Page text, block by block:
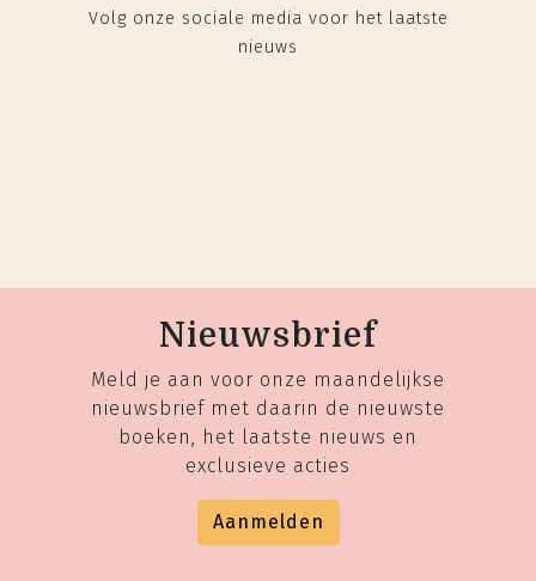
Volg onze sociale media voor het laatste
nieuws
Nieuwsbrief
Meld je aan voor onze maandelijkse
nieuwsbrief met daarin de nieuwste
boeken, het laatste nieuws en
exclusieve acties
Aanmelden